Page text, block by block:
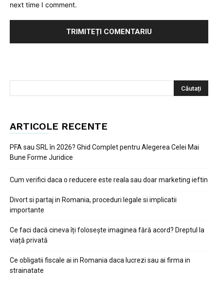
next time I comment.
ARTICOLE RECENTE
PFA sau SRL în 2026? Ghid Complet pentru Alegerea Celei Mai
Bune Forme Juridice
Cum verifici daca o reducere este reala sau doar marketing ieftin
Divort si partaj in Romania, proceduri legale si implicatii
importante
Ce faci dacă cineva îți folosește imaginea fără acord? Dreptul la
viață privată
Ce obligatii fiscale ai in Romania daca lucrezi sau ai firma in
strainatate